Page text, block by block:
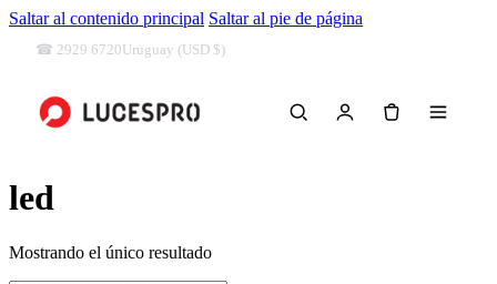
Saltar al contenido principal Saltar al pie de página
☎ 2929 6720Uruguay (USD $)
0
led
Mostrando el único resultado